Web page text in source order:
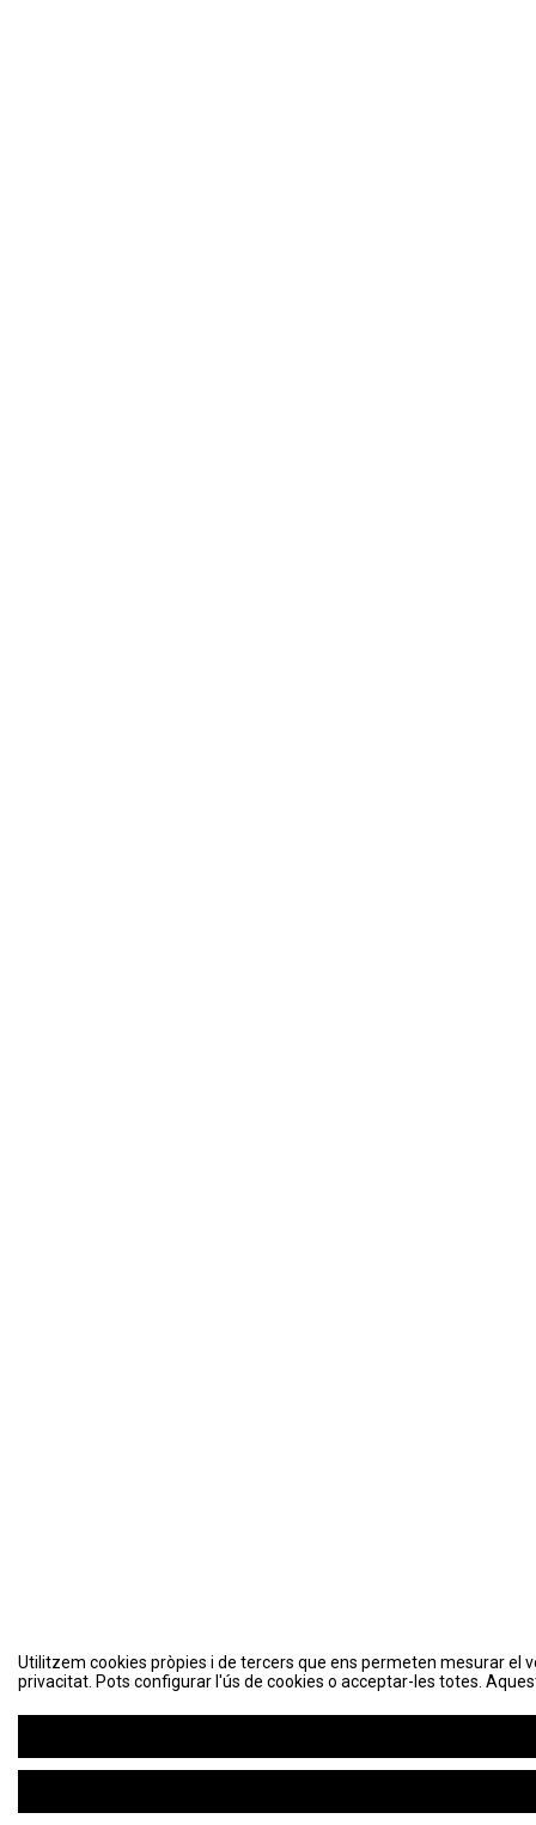
Utilitzem cookies pròpies i de tercers que ens permeten mesurar el
privacitat. Pots configurar l'ús de cookies o acceptar-les totes.
Utilitzem cookies pròpies i de tercers que ens permeten mesurar el
privacitat. Pots configurar l'ús de cookies o acceptar-les totes.